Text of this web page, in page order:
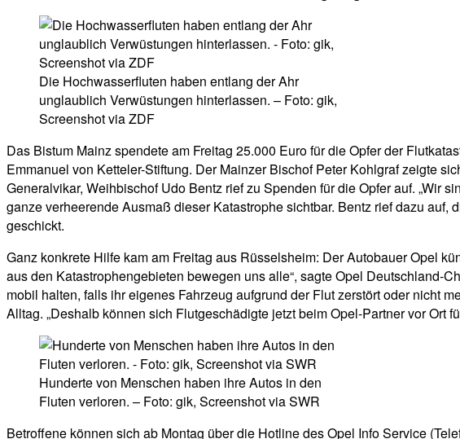
Die Hochwasserfluten haben entlang der Ahr
unglaublich Verwüstungen hinterlassen. – Foto: gik,
Screenshot via ZDF
Das Bistum Mainz spendete am Freitag 25.000 Euro für die Opfer der
Emmanuel von Ketteler-Stiftung. Der Mainzer Bischof Peter Kohlgraf zeigte
Generalvikar, Weihbischof Udo Bentz rief zu Spenden für die Opfer auf. „Wir
ganze verheerende Ausmaß dieser Katastrophe sichtbar. Bentz rief dazu
geschickt.
Ganz konkrete Hilfe kam am Freitag aus Rüsselsheim: Der Autobauer Opel
aus den Katastrophengebieten bewegen uns alle“, sagte Opel Deutschland-
mobil halten, falls ihr eigenes Fahrzeug aufgrund der Flut zerstört oder nicht
Alltag. „Deshalb können sich Flutgeschädigte jetzt beim Opel-Partner vor Ort
Hunderte von Menschen haben ihre Autos in den
Fluten verloren. – Foto: gik, Screenshot via SWR
Betroffene können sich ab Montag über die Hotline des Opel Info Service